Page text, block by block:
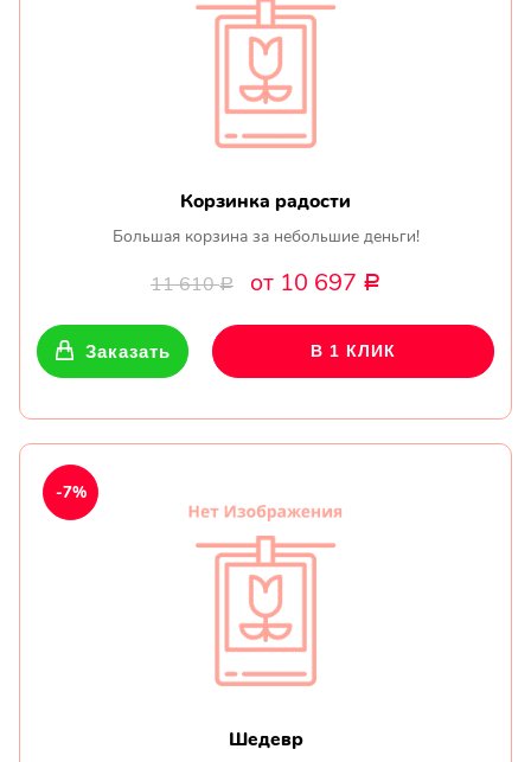
Корзинка радости
Большая корзина за небольшие деньги!
11 610Р от 10 697 Р
Заказать В 1 КЛИК
Шедевр
-7%